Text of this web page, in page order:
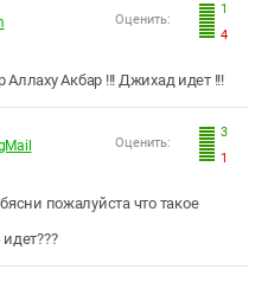
1
4
Оценить:
Аллаху Акбар !!! Джихад идет !!!
3
1
Оценить:
пожалуйста что такое